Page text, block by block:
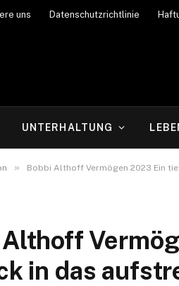
uns Datenschutzrichtlinie
UNTERHALTUNG
» Bobbi Althoff Vermögen 2023 Ein
Althoff
in das